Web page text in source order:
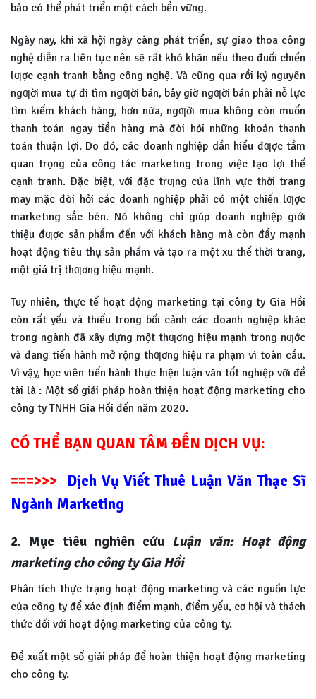
bảo có thể phát triển một cách bền vững.
Ngày nay, khi xã hội ngày càng phát triển, sự giao thoa công
nghệ diễn ra liên tục nên sẽ rất khó khăn nếu theo đuổi chiến
lƣợc cạnh tranh bằng công nghệ. Và cũng qua rồi kỷ nguyên
ngƣời mua tự đi tìm ngƣời bán, bây giờ ngƣời bán phải nỗ lực
tìm kiếm khách hàng, hơn nữa, ngƣời mua không còn muốn
thanh toán ngay tiền hàng mà đòi hỏi những khoản thanh
toán thuận lợi. Do đó, các doanh nghiệp dần hiểu đƣợc tầm
quan trọng của công tác marketing trong việc tạo lợi thế
cạnh tranh. Đặc biệt, với đặc trƣng của lĩnh vực thời trang
may mặc đòi hỏi các doanh nghiệp phải có một chiến lƣợc
marketing sắc bén. Nó không chỉ giúp doanh nghiệp giới
thiệu đƣợc sản phẩm đến với khách hàng mà còn đẩy mạnh
hoạt động tiêu thụ sản phẩm và tạo ra một xu thế thời trang,
một giá trị thƣơng hiệu mạnh.
Tuy nhiên, thực tế hoạt động marketing tại công ty Gia Hồi
còn rất yếu và thiếu trong bối cảnh các doanh nghiệp khác
trong ngành đã xây dựng một thƣơng hiệu mạnh trong nƣớc
và đang tiến hành mở rộng thƣơng hiệu ra phạm vi toàn cầu.
Vì vậy, học viên tiến hành thực hiện luận văn tốt nghiệp với đề
tài là : Một số giải pháp hoàn thiện hoạt động marketing cho
công ty TNHH Gia Hồi đến năm 2020.
CÓ THỂ BẠN QUAN TÂM ĐẾN DỊCH VỤ:
===>>>
Dịch Vụ Viết Thuê Luận Văn Thạc Sĩ
Ngành Marketing
2. Mục tiêu nghiên cứu Luận văn: Hoạt động
marketing cho công ty Gia Hồi
Phân tích thực trạng hoạt động marketing và các nguồn lực
của công ty để xác định điểm mạnh, điểm yếu, cơ hội và thách
thức đối với hoạt động marketing của công ty.
Đề xuất một số giải pháp để hoàn thiện hoạt động marketing
cho công ty.